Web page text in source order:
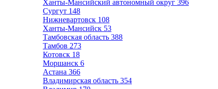
Ханты-Мансийский автономный округ 396
Сургут 148
Нижневартовск 108
Ханты-Мансийск 53
Тамбовская область 388
Тамбов 273
Котовск 18
Моршанск 6
Астана 366
Владимирская область 354